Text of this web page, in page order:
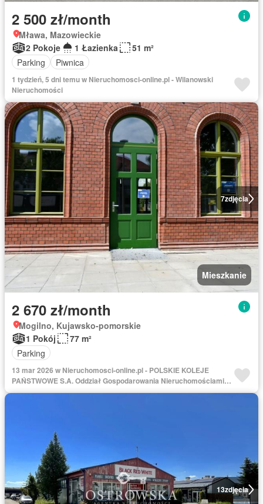
2 500 zł/month
Mława, Mazowieckie
2 Pokoje
1 Łazienka
51 m²
Parking
Piwnica
1 tydzień, 5 dni temu w Nieruchomosci-online.pl - Wilanowski
Nieruchomości
7zdjęcia
Mieszkanie
2 670 zł/month
Mogilno, Kujawsko-pomorskie
1 Pokój
77 m²
Parking
13 mar 2026 w Nieruchomosci-online.pl - POLSKIE KOLEJE
PAŃSTWOWE S.A. Oddział Gospodarowania Nieruchomościami w
Gdańsku
13zdjęcia